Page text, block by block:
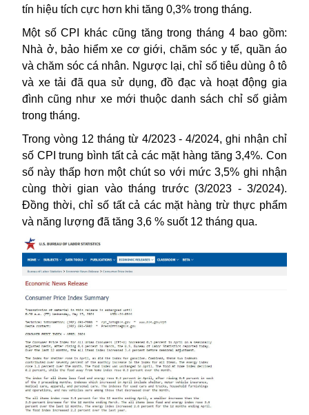
tín hiệu tích cực hơn khi tăng 0,3% trong tháng.
Một số CPI khác cũng tăng trong tháng 4 bao gồm:
Nhà ở, bảo hiểm xe cơ giới, chăm sóc y tế, quần áo
và chăm sóc cá nhân. Ngược lại, chỉ số tiêu dùng ô tô
và xe tải đã qua sử dụng, đồ đạc và hoạt động gia
đình cũng như xe mới thuộc danh sách chỉ số giảm
trong tháng.
Trong vòng 12 tháng từ 4/2023 - 4/2024, ghi nhận chỉ
số CPI trung bình tất cả các mặt hàng tăng 3,4%. Con
số này thấp hơn một chút so với mức 3,5% ghi nhận
cùng thời gian vào tháng trước (3/2023 - 3/2024).
Đồng thời, chỉ số tất cả các mặt hàng trừ thực phẩm
và năng lượng đã tăng 3,6 % suốt 12 tháng qua.